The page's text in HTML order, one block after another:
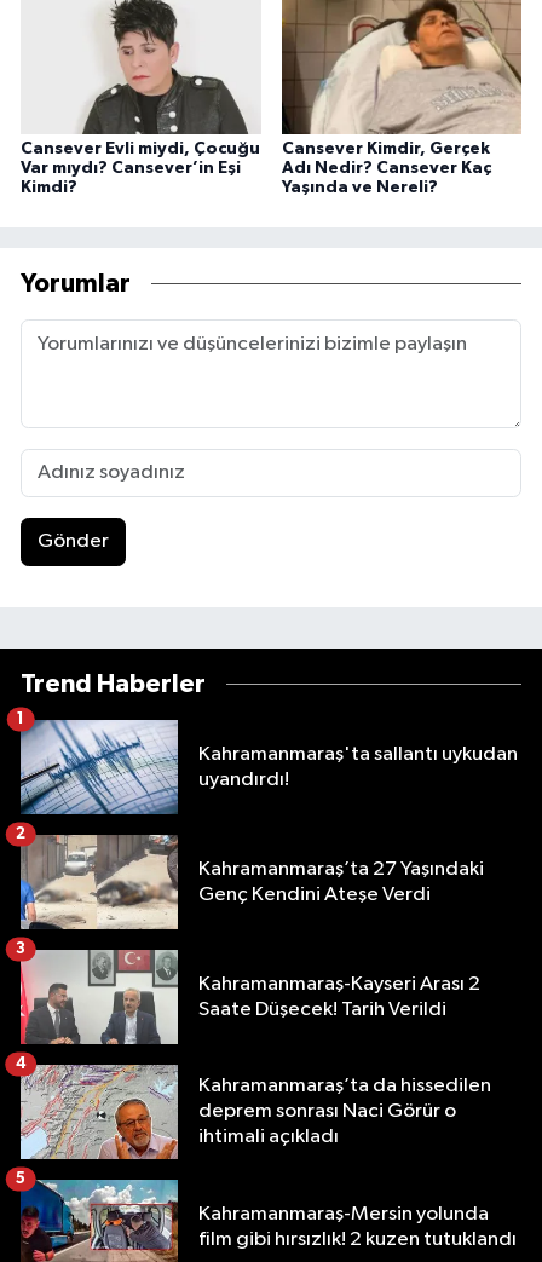
Cansever Evli miydi, Çocuğu
Var mıydı? Cansever’in Eşi
Kimdi?
Cansever Kimdir, Gerçek
Adı Nedir? Cansever Kaç
Yaşında ve Nereli?
Yorumlar
Gönder
Trend Haberler
Kahramanmaraş'ta sallantı uykudan
uyandırdı!
1
Kahramanmaraş’ta 27 Yaşındaki
Genç Kendini Ateşe Verdi
2
Kahramanmaraş-Kayseri Arası 2
Saate Düşecek! Tarih Verildi
3
Kahramanmaraş’ta da hissedilen
deprem sonrası Naci Görür o
ihtimali açıkladı
4
Kahramanmaraş-Mersin yolunda
film gibi hırsızlık! 2 kuzen tutuklandı
5